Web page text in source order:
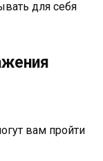
для себя
вам пройти